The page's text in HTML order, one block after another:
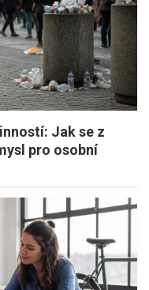
Jak se z
pro osobní